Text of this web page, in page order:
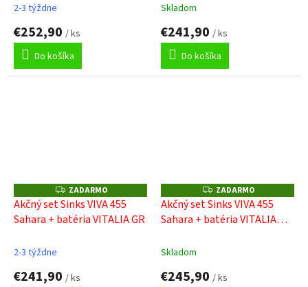
2-3 týždne
€252,90 / ks
Do košíka
Skladom
€241,90 / ks
Do košíka
Z
A
D
A
ZADARMO
Akčný set Sinks VIVA 455
Sahara + batéria VITALIA GR
2-3 týždne
€241,90 / ks
Z
A
D
A
ZADARMO
Akčný set Sinks VIVA 455
Sahara + batéria VITALIA
Skladom
€245,90 / ks